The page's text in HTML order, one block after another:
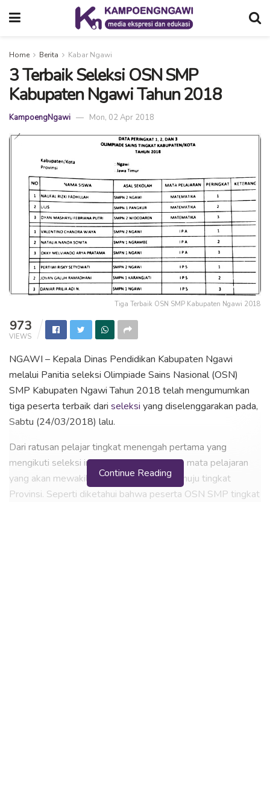
Home Berita Kabar Ngawi
3 Terbaik Seleksi OSN SMP
Kabupaten Ngawi Tahun 2018
KampoengNgawi Mon, 02 Apr 2018
Tiga Terbaik OSN SMP Kabupaten Ngawi 2018
973
VIEWS
NGAWI – Kepala Dinas Pendidikan Kabupaten Ngawi
melalui Panitia seleksi Olimpiade Sains Nasional (OSN)
SMP Kabupaten Ngawi Tahun 2018 telah mengumumkan
tiga peserta terbaik dari seleksi yang diselenggarakan pada,
Sabtu (24/03/2018) lalu.
Dari ratusan pelajar tingkat menengah pertama yang
mengikuti seleksi ini hanya 3 terbaik dari 3 mata pelajaran
yang akan mewakili Kabupaten Ngawi menuju tingkat
Provinsi. Seperti diketahui bahwa peserta OSN SMP tingkat
Continue Reading